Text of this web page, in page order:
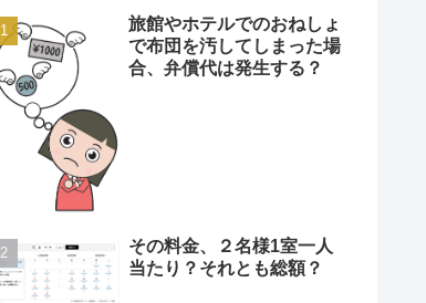
旅館やホテルでのおねしょ
で布団を汚してしまった場
合、弁償代は発生する？
その料金、２名様1室一人
当たり？それとも総額？